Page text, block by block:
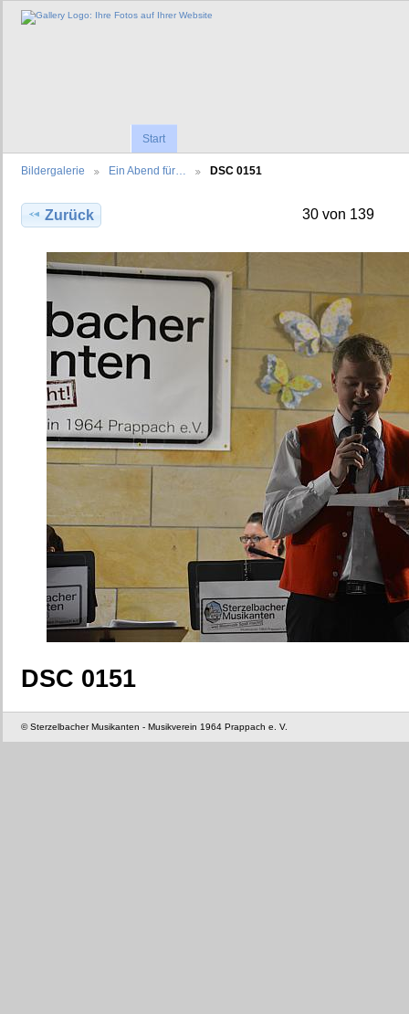
Start
Bildergalerie Ein Abend für… DSC 0151
Zurück 30 von 139
DSC 0151
© Sterzelbacher Musikanten - Musikverein 1964 Prappach e. V.